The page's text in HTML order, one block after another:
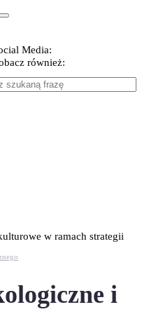
Media:
również:
w ramach strategii
i